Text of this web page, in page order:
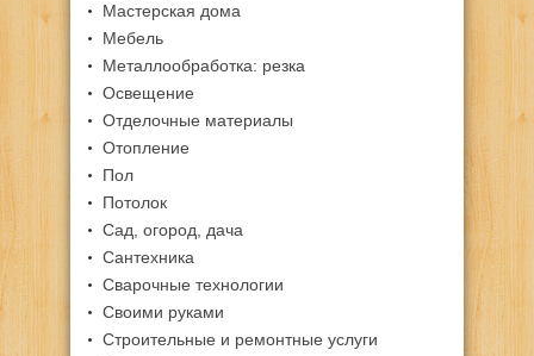
Мастерская дома
Мебель
Металлообработка: резка
Освещение
Отделочные материалы
Отопление
Пол
Потолок
Сад, огород, дача
Сантехника
Сварочные технологии
Своими руками
Строительные и ремонтные услуги